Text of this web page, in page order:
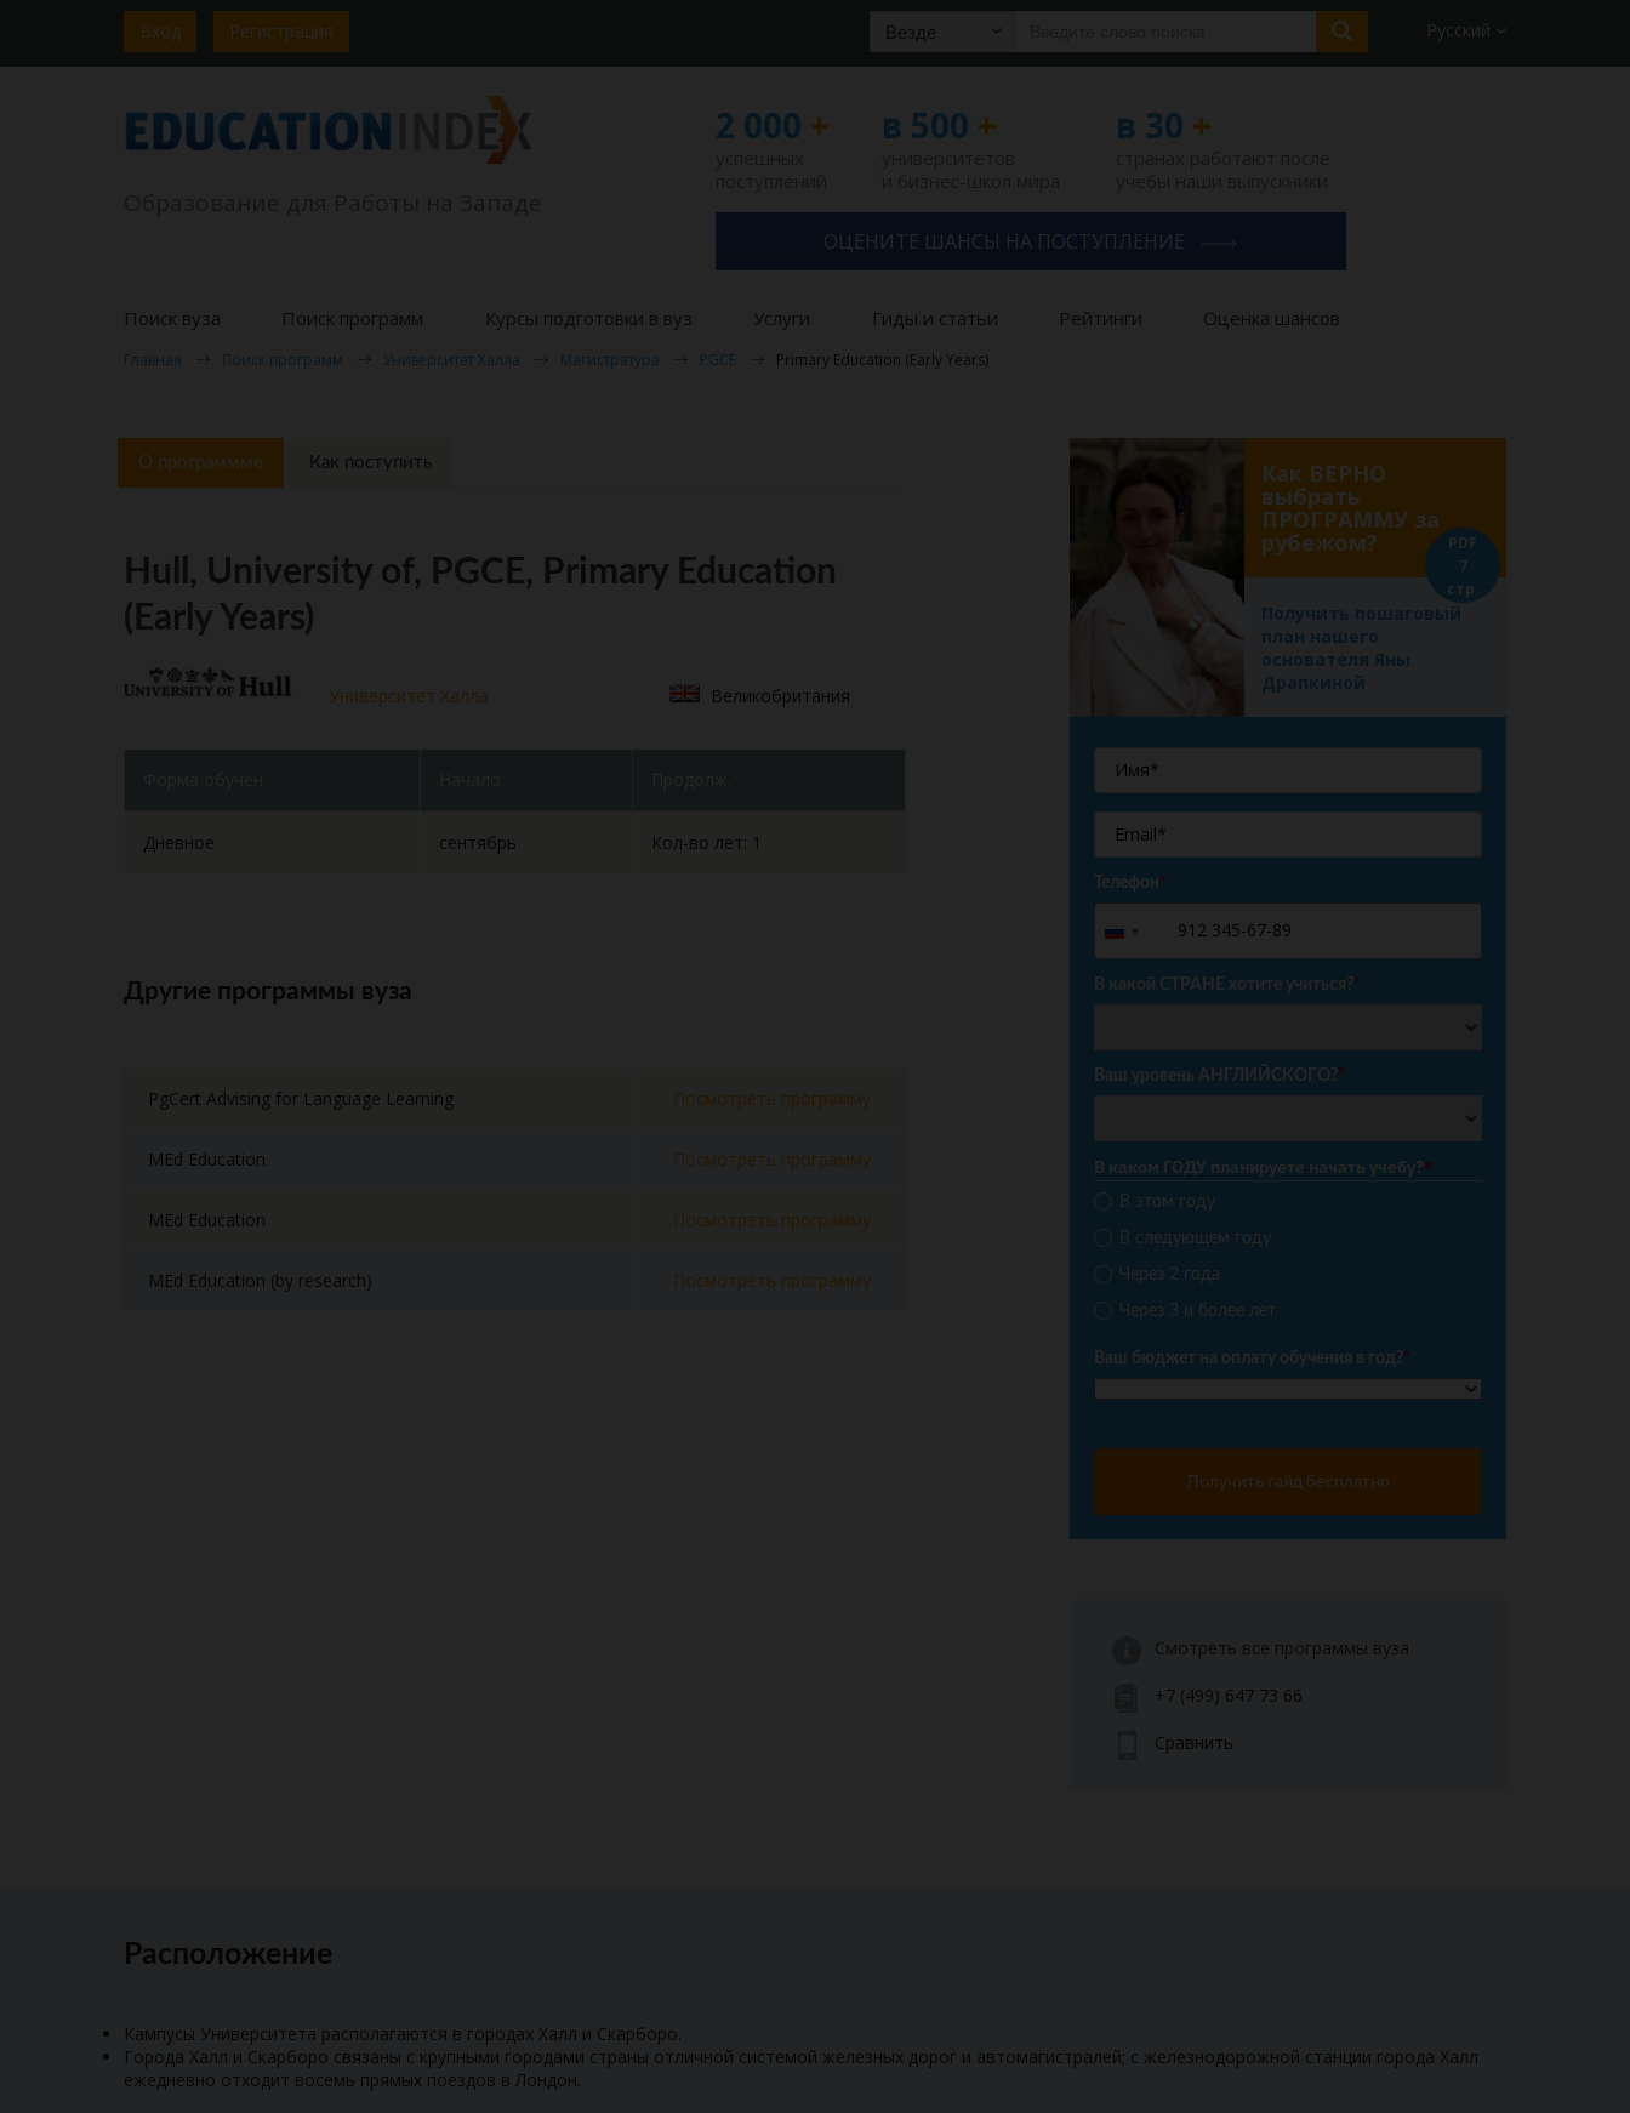
Вход Регистрация Везде Русский
2 000 + в 500 + в 30 +
ОЦЕНИТЕ ШАНСЫ НА ПОСТУПЛЕНИЕ
Поиск вуза Поиск программ Курсы подготовки в вуз Услуги Гиды и статьи Рейтинги Оценка шансов
Главная Поиск программ Университет Халла Магистратура PGCE Primary Education (Early Years)
О программме Как поступить
Hull, University of, PGCE, Primary Education
(Early Years)
Университет Халла Великобритания
Дневное сентябрь Кол-во лет: 1
Другие программы вуза
PgCert Advising for Language Learning Посмотреть программу
MEd Education Посмотреть программу
MEd Education Посмотреть программу
MEd Education (by research) Посмотреть программу
Как ВЕРНО
выбрать
ПРОГРАММУ за
рубежом?
Получить пошаговый
план нашего
основателя Яны
Драпкиной
PDF
7
стр.
Телефон*
Russia
+7
В какой СТРАНЕ хотите учиться?*
Ваш уровень АНГЛИЙСКОГО?*
В каком ГОДУ планируете начать учебу?*
В этом году
В следующем году
Через 2 года
Через 3 и более лет
Ваш бюджет на оплату обучения в год?*
Получить гайд бесплатно
Смотреть все программы вуза
+7 (499) 647 73 66
Сравнить
Расположение
Кампусы Университета располагаются в городах Халл и Скарборо.
Города Халл и Скарборо связаны с крупными городами страны отличной системой железных дорог и автомагистралей; с железнодорожной станции города Халл
ежедневно отходит восемь прямых поездов в Лондон.